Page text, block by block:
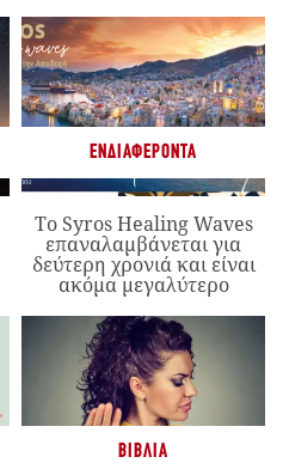
ΕΝΔΙΑΦΈΡΟΝΤΑ
Το Syros Healing Waves
επαναλαμβάνεται για
δεύτερη χρονιά και είναι
ακόμα μεγαλύτερο
ΒΙΒΛΊΑ